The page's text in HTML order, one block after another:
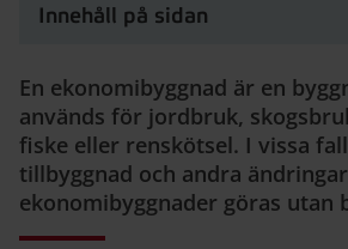
Innehåll på sidan
En ekonomibyggnad är en
används för jordbruk,
fiske eller renskötsel. I vissa
tillbyggnad och andra
ekonomibyggnader göras utan